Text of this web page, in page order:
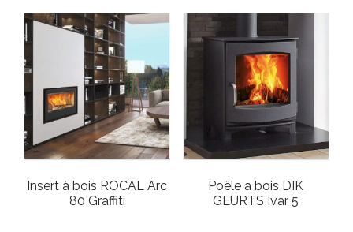
Insert à bois ROCAL Arc
80 Graffiti
Poêle a bois DIK
GEURTS Ivar 5